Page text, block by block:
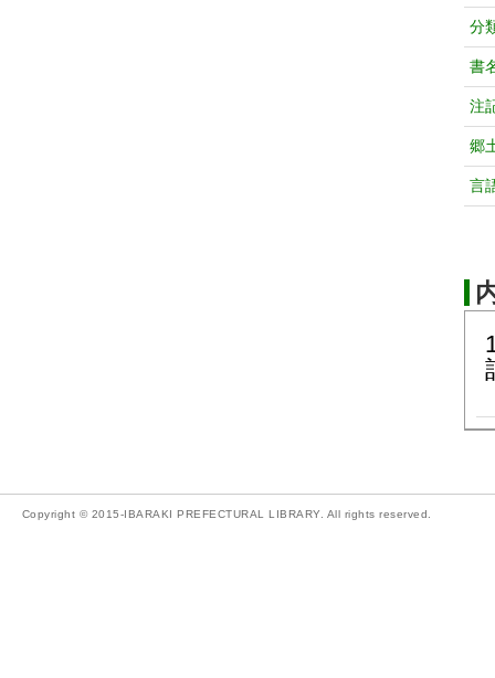
分
書
注
郷
言
Copyright © 2015-IBARAKI PREFECTURAL LIBRARY. All rights reserved.